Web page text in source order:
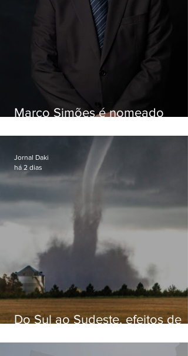
Marco Simões é nomeado
Do Sul ao Sudeste, efeitos de
apreensão na população
Jornal Daki
há 2 dias